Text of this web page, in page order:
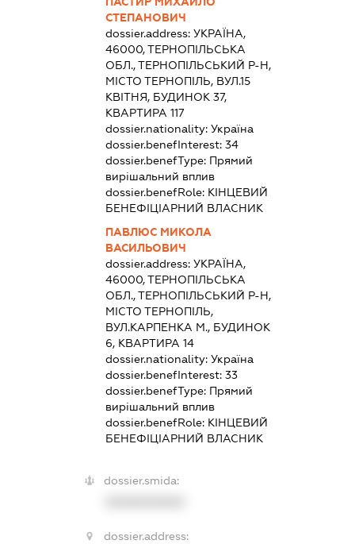
СТЕПАНОВИЧ
dossier.address:УКРАЇНА,
46000, ТЕРНОПІЛЬСЬКА
ОБЛ., ТЕРНОПІЛЬСЬКИЙ Р-Н,
МІСТО ТЕРНОПІЛЬ, ВУЛ.15
КВІТНЯ, БУДИНОК 37,
КВАРТИРА 117
dossier.nationality:Україна
dossier.benefInterest:34
dossier.benefType: Прямий
вирішальний вплив
dossier.benefRole: КІНЦЕВИЙ
БЕНЕФІЦІАРНИЙ ВЛАСНИК
ПАВЛЮС МИКОЛА
ВАСИЛЬОВИЧ
dossier.address:УКРАЇНА,
46000, ТЕРНОПІЛЬСЬКА
ОБЛ., ТЕРНОПІЛЬСЬКИЙ Р-Н,
МІСТО ТЕРНОПІЛЬ,
ВУЛ.КАРПЕНКА М., БУДИНОК
6, КВАРТИРА 14
dossier.nationality:Україна
dossier.benefInterest:33
dossier.benefType: Прямий
вирішальний вплив
dossier.benefRole: КІНЦЕВИЙ
БЕНЕФІЦІАРНИЙ ВЛАСНИК
dossier.smida:
dossier.address: